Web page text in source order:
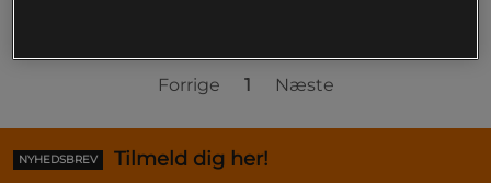
Forrige 1 Næste
NYHEDSBREV Tilmeld dig her!